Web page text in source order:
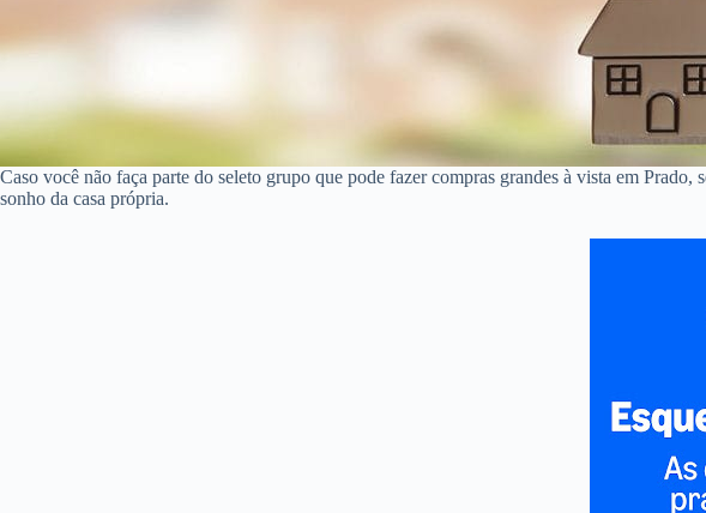
Caso você não faça parte do seleto grupo que pode fazer compras grandes à vista em
sonho da casa própria.